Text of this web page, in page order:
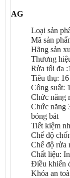
AG
Loại sản
Mã sản
Hãng sản
Thương
Rửa tối đa
Tiêu thụ:
Công suất:
Chức năng
Chức năng
bóng bát
Tiết kiệm
Chế độ
Chế độ rửa
Chất liệu:
Điều khiển
Khóa an